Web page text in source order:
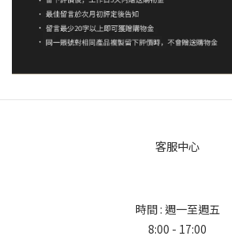
客服中心
時間 : 週一至週五
8:00 - 17:00